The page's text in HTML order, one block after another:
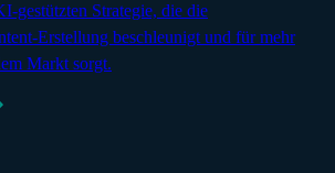
gestützten Strategie, die die
Erstellung beschleunigt und für mehr
Markt sorgt.